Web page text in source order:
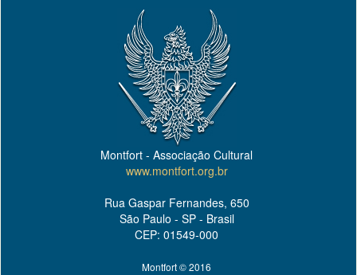
Montfort - Associação Cultural
www.montfort.org.br
Rua Gaspar Fernandes, 650
São Paulo - SP - Brasil
CEP: 01549-000
Montfort © 2016